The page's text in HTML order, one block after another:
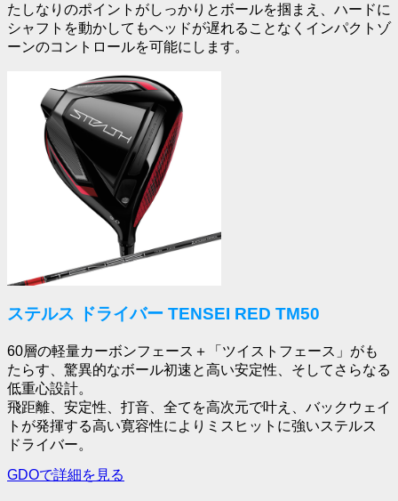
たしなりのポイントがしっかりとボールを掴まえ、ハードに
シャフトを動かしてもヘッドが遅れることなくインパクトゾ
ーンのコントロールを可能にします。
ステルス ドライバー TENSEI RED TM50
60層の軽量カーボンフェース＋「ツイストフェース」がも
たらす、驚異的なボール初速と高い安定性、そしてさらなる
低重心設計。
飛距離、安定性、打音、全てを高次元で叶え、バックウェイ
トが発揮する高い寛容性によりミスヒットに強いステルス
ドライバー。
GDOで詳細を見る